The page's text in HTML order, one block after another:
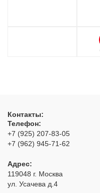
Контакты:
Телефон:
+7 (925) 207-83-05
+7 (962) 945-71-62
Адрес:
119048 г. Москва
ул. Усачева д.4